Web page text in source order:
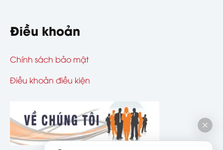
Điều khoản
Chính sách bảo mật
Điều khoản điều kiện